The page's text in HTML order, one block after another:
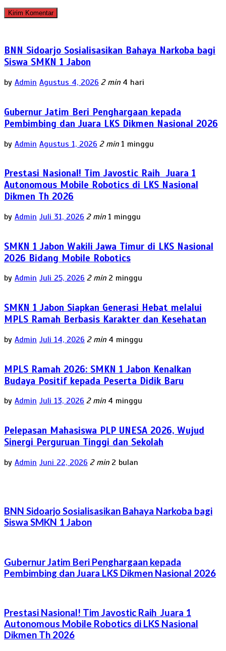
BNN Sidoarjo Sosialisasikan Bahaya Narkoba bagi
Siswa SMKN 1 Jabon
by Admin Agustus 4, 2026 2 min 4 hari
Gubernur Jatim Beri Penghargaan kepada
Pembimbing dan Juara LKS Dikmen Nasional 2026
by Admin Agustus 1, 2026 2 min 1 minggu
Prestasi Nasional! Tim Javostic Raih Juara 1
Autonomous Mobile Robotics di LKS Nasional
Dikmen Th 2026
by Admin Juli 31, 2026 2 min 1 minggu
SMKN 1 Jabon Wakili Jawa Timur di LKS Nasional
2026 Bidang Mobile Robotics
by Admin Juli 25, 2026 2 min 2 minggu
SMKN 1 Jabon Siapkan Generasi Hebat melalui
MPLS Ramah Berbasis Karakter dan Kesehatan
by Admin Juli 14, 2026 2 min 4 minggu
MPLS Ramah 2026: SMKN 1 Jabon Kenalkan
Budaya Positif kepada Peserta Didik Baru
by Admin Juli 13, 2026 2 min 4 minggu
Pelepasan Mahasiswa PLP UNESA 2026, Wujud
Sinergi Perguruan Tinggi dan Sekolah
by Admin Juni 22, 2026 2 min 2 bulan
BNN Sidoarjo Sosialisasikan Bahaya Narkoba bagi
Siswa SMKN 1 Jabon
Gubernur Jatim Beri Penghargaan kepada
Pembimbing dan Juara LKS Dikmen Nasional 2026
Prestasi Nasional! Tim Javostic Raih Juara 1
Autonomous Mobile Robotics di LKS Nasional
Dikmen Th 2026